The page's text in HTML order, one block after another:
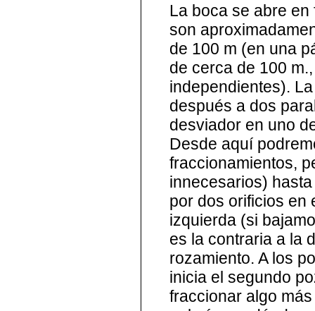
La boca se abre
son
de 100 m (en una
de cerca de 100
independientes).
después a dos
desviador en uno
Desde aquí
fraccionamientos,
innecesarios)
por dos orificios en
izquierda (si
es la contraria a la
rozamiento. A los
inicia el segundo
fraccionar algo